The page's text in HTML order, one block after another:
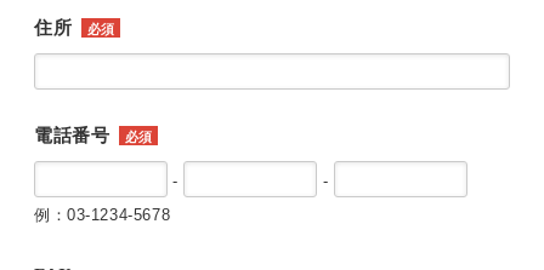
住所 必須
電話番号 必須
-
-
例：03-1234-5678